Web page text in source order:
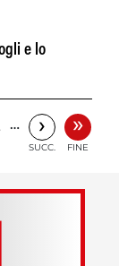
e lo
… ›
SUCC.
»
FINE